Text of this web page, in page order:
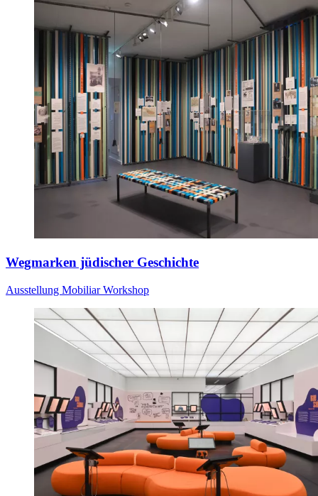
Wegmarken jüdischer Geschichte
Ausstellung MobiliarWorkshop